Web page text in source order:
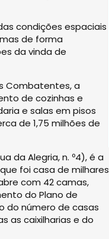
condições espaciais
de forma
da vinda de
Combatentes, a
de cozinhas e
e salas em pisos
de 1,75 milhões de
da Alegria, n. º4), é a
foi casa de milhares
com 42 camas,
do Plano de
do número de casas
as caixilharias e do